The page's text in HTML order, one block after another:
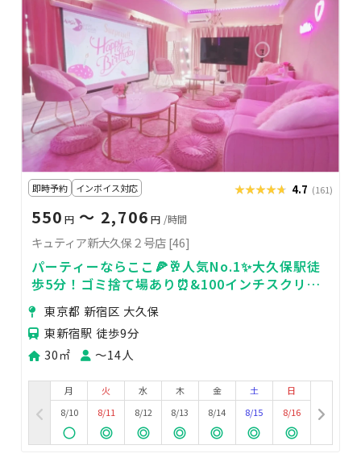
即時予約 インボイス対応 ★★★★★
★★★★★ 4.7 (161)
550 円 〜 2,706 円 /時間
キュティア新大久保２号店 [46]
パーティーならここ🍕🥂人気No.1✨大久保駅徒
歩5分！ゴミ捨て場あり⏰&100インチスクリー
ン 東京都 新宿区 大久保
東新宿駅 徒歩9分
30㎡
〜14人
月
8/10
火
8/11
水
8/12
木
8/13
金
8/14
土
8/15
日
8/16